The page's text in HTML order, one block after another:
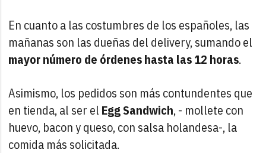
En cuanto a las costumbres de los españoles, las
mañanas son las dueñas del delivery, sumando el
mayor número de órdenes hasta las 12 horas.
Asimismo, los pedidos son más contundentes que
en tienda, al ser el Egg Sandwich, - mollete con
huevo, bacon y queso, con salsa holandesa-, la
comida más solicitada.